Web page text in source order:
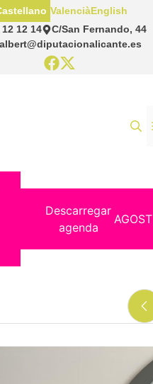
12 12 14
C/San Fernando, 44
ValenciàEnglish
Descarregar
agenda
AGOST